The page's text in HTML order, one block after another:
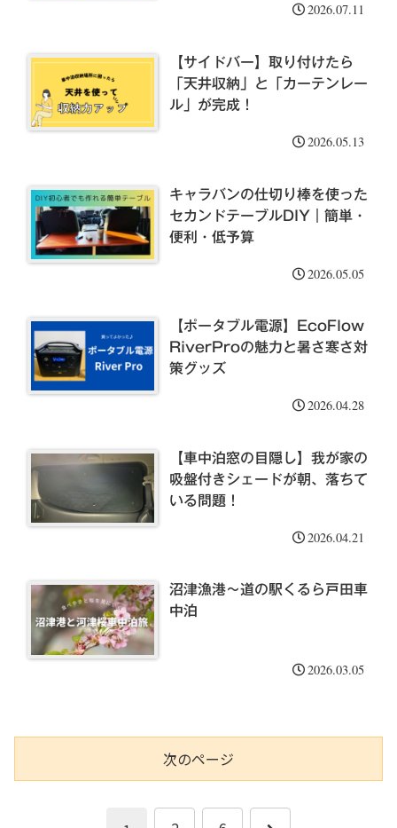
2026.07.11
【サイドバー】取り付けたら
「天井収納」と「カーテンレー
ル」が完成！
2026.05.13
キャラバンの仕切り棒を使った
セカンドテーブルDIY｜簡単・
便利・低予算
2026.05.05
【ポータブル電源】EcoFlow
RiverProの魅力と暑さ寒さ対
策グッズ
2026.04.28
【車中泊窓の目隠し】我が家の
吸盤付きシェードが朝、落ちて
いる問題！
2026.04.21
沼津漁港〜道の駅くるら戸田車
中泊
2026.03.05
次のページ